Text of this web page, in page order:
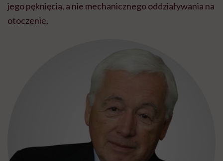
jego pęknięcia, a nie mechanicznego oddziaływania na
otoczenie.